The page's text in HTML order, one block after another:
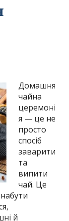
Домашня
чайна
церемоні
я — це не
просто
спосіб
заварити
та
випити
чай. Це
й